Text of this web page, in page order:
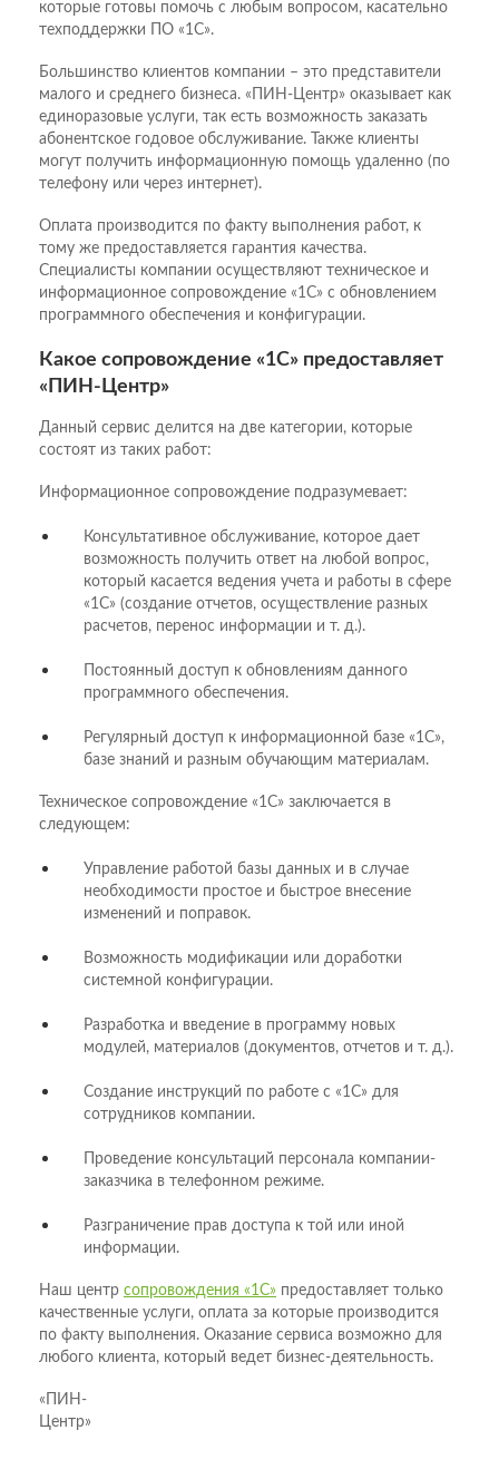
которые готовы помочь с любым вопросом, касательно
техподдержки ПО «1С».
Большинство клиентов компании – это представители
малого и среднего бизнеса. «ПИН-Центр» оказывает как
единоразовые услуги, так есть возможность заказать
абонентское годовое обслуживание. Также клиенты
могут получить информационную помощь удаленно (по
телефону или через интернет).
Оплата производится по факту выполнения работ, к
тому же предоставляется гарантия качества.
Специалисты компании осуществляют техническое и
информационное сопровождение «1С» с обновлением
программного обеспечения и конфигурации.
Какое сопровождение «1С» предоставляет
«ПИН-Центр»
Данный сервис делится на две категории, которые
состоят из таких работ:
Информационное сопровождение подразумевает:
Консультативное обслуживание, которое дает
возможность получить ответ на любой вопрос,
который касается ведения учета и работы в сфере
«1С» (создание отчетов, осуществление разных
расчетов, перенос информации и т. д.).
Постоянный доступ к обновлениям данного
программного обеспечения.
Регулярный доступ к информационной базе «1С»,
базе знаний и разным обучающим материалам.
Техническое сопровождение «1С» заключается в
следующем:
Управление работой базы данных и в случае
необходимости простое и быстрое внесение
изменений и поправок.
Возможность модификации или доработки
системной конфигурации.
Разработка и введение в программу новых
модулей, материалов (документов, отчетов и т. д.).
Создание инструкций по работе с «1С» для
сотрудников компании.
Проведение консультаций персонала компании-
заказчика в телефонном режиме.
Разграничение прав доступа к той или иной
информации.
Наш центр сопровождения «1С» предоставляет только
качественные услуги, оплата за которые производится
по факту выполнения. Оказание сервиса возможно для
любого клиента, который ведет бизнес-деятельность.
«ПИН-
Центр»